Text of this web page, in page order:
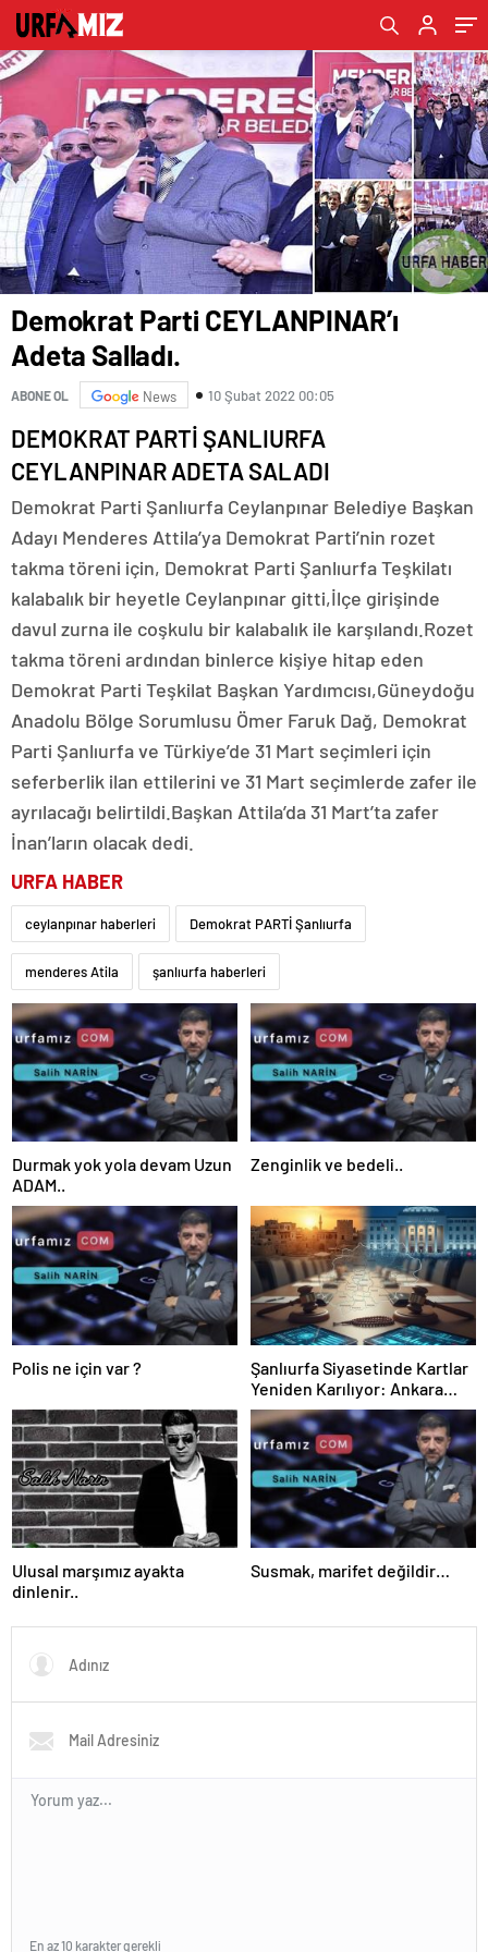
Demokrat Parti CEYLANPINAR’ı
Adeta Salladı.
ABONE OL News 10 Şubat 2022 00:05
DEMOKRAT PARTİ ŞANLIURFA
CEYLANPINAR ADETA SALADI
Demokrat Parti Şanlıurfa Ceylanpınar Belediye Başkan
Adayı Menderes Attila’ya Demokrat Parti’nin rozet
takma töreni için, Demokrat Parti Şanlıurfa Teşkilatı
kalabalık bir heyetle Ceylanpınar gitti,İlçe girişinde
davul zurna ile coşkulu bir kalabalık ile karşılandı.Rozet
takma töreni ardından binlerce kişiye hitap eden
Demokrat Parti Teşkilat Başkan Yardımcısı,Güneydoğu
Anadolu Bölge Sorumlusu Ömer Faruk Dağ, Demokrat
Parti Şanlıurfa ve Türkiye’de 31 Mart seçimleri için
seferberlik ilan ettilerini ve 31 Mart seçimlerde zafer ile
ayrılacağı belirtildi.Başkan Attila’da 31 Mart’ta zafer
İnan’ların olacak dedi.
URFA HABER
ceylanpınar haberleri Demokrat PARTİ Şanlıurfa
menderes Atila şanlıurfa haberleri
Durmak yok yola devam Uzun
ADAM..
Zenginlik ve bedeli..
Polis ne için var ?
Şanlıurfa Siyasetinde Kartlar
Yeniden Karılıyor: Ankara
Kulislere Ne Mesaj Gönderdi?
Ulusal marşımız ayakta
dinlenir..
Susmak, marifet değildir…
En az 10 karakter gerekli